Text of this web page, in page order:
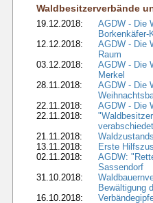
Waldbesitzerverbände
19.12.2018:
AGDW - Die
Borkenkäfer-
12.12.2018:
AGDW - Die
Raum
03.12.2018:
AGDW - Die
Merkel
28.11.2018:
AGDW - Die
22.11.2018:
AGDW - Die
22.11.2018:
21.11.2018:
13.11.2018:
Erste
02.11.2018:
AGDW:
Sassendorf
31.10.2018:
Bewältigung
16.10.2018: